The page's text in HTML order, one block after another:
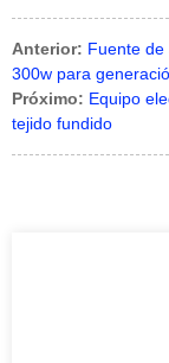
Anterior: Fuente de
300w para
Próximo: Equipo
tejido fundido